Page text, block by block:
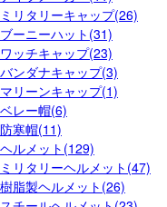
ミリタリーキャップ(26)
ブーニーハット(31)
ワッチキャップ(23)
バンダナキャップ(3)
マリーンキャップ(1)
ベレー帽(6)
防寒帽(11)
ヘルメット(129)
ミリタリーヘルメット(47)
樹脂製ヘルメット(26)